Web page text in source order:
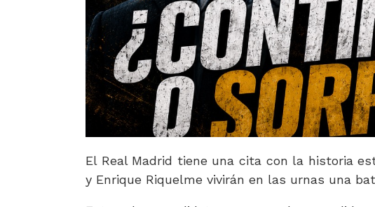
El Real Madrid tiene una cita con la historia
y Enrique Riquelme vivirán en las urnas una